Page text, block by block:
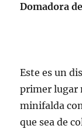
Domadora
Este es un
primer lugar
minifalda
que sea de